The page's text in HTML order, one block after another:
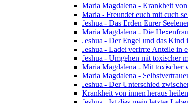
Maria Magdalena - Krankheit
Maria - Freundet euch mit euch
Jeshua - Das Erden Eurer
Maria Magdalena - Die
Jeshua - Der Engel und das Kind
Jeshua - Ladet verirrte Anteile in
Jeshua - Umgehen mit toxischer
Maria Magdalena - Mit toxischer
Maria Magdalena -
Jeshua - Der Unterschied
Krankheit von innen heraus